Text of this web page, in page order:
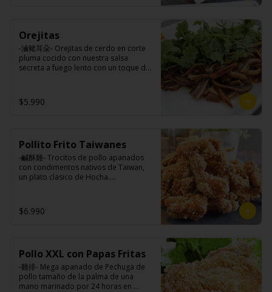
Orejitas
-滷豬耳朵- Orejitas de cerdo en corte
pluma cocido con nuestra salsa
secreta a fuego lento con un toque de
jengibre, cebollín, salsa de soya, ajo,
agua, azúcar, bolsa de hierba (canela,
anís, pimienta y comino), mirin (azúcar,
arroz, agua, alcohol) , cilantro, cebollín,
aceite de sesamo, salsa de ajo (ajo,
$5.990
Pollito Frito Taiwanes
-鹹酥雞- Trocitos de pollo apanados
con condimentos nativos de Taiwan,
un plato clasico de Hocha.
Ingredientes:
Pechuga de pollo con hueso, harina de
pimienta, sal, ajo, cebollín, azúcar.
$6.990
Pollo XXL con Papas Fritas
-雞排- Mega apanado de Pechuga de
pollo tamaño de la palma de una
mano marinado por 24 horas en